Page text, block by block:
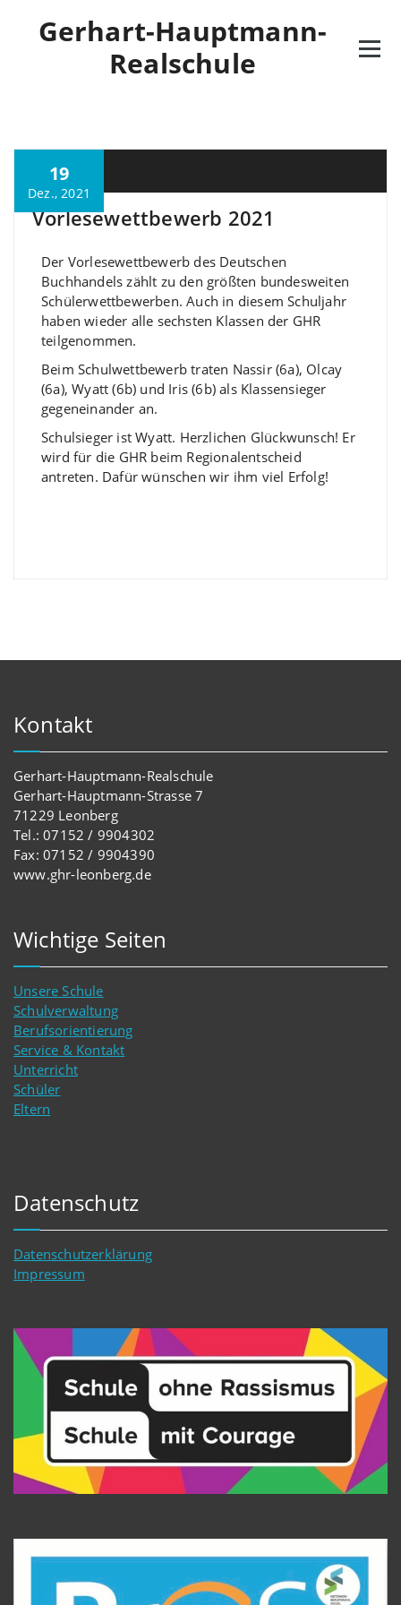
Gerhart-Hauptmann-
Realschule
19
Dez., 2021
M. Özkan
Vorlesewettbewerb 2021
Der Vorlesewettbewerb des Deutschen
Buchhandels zählt zu den größten bundesweiten
Schülerwettbewerben. Auch in diesem Schuljahr
haben wieder alle sechsten Klassen der GHR
teilgenommen.
Beim Schulwettbewerb traten Nassir (6a), Olcay
(6a), Wyatt (6b) und Iris (6b) als Klassensieger
gegeneinander an.
Schulsieger ist Wyatt. Herzlichen Glückwunsch! Er
wird für die GHR beim Regionalentscheid
antreten. Dafür wünschen wir ihm viel Erfolg!
Kontakt
Gerhart-Hauptmann-Realschule
Gerhart-Hauptmann-Strasse 7
71229 Leonberg
Tel.: 07152 / 9904302
Fax: 07152 / 9904390
www.ghr-leonberg.de
Wichtige Seiten
Unsere Schule
Schulverwaltung
Berufsorientierung
Service & Kontakt
Unterricht
Schüler
Eltern
Datenschutz
Datenschutzerklärung
Impressum